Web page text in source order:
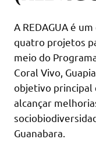
A REDAGUA é
quatro projetos
meio do
Coral Vivo,
objetivo principal
alcançar
Guanabara.